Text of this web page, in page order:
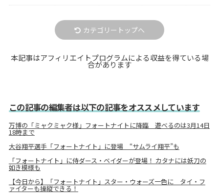
カテゴリートップへ
本記事はアフィリエイトプログラムによる収益を得ている場
合があります
この記事の編集者は以下の記事をオススメしています
万博の「ミャクミャク様」フォートナイトに降臨 遊べるのは3月14日
18時まで
大谷翔平選手「フォートナイト」に登場 “サムライ翔平”も
「フォートナイト」に侍ダース・ベイダーが登場！ カタナには妖刀の
如き模様も
【今日から】「フォートナイト」スター・ウォーズ一色に タイ・フ
ァイターも操縦できる！